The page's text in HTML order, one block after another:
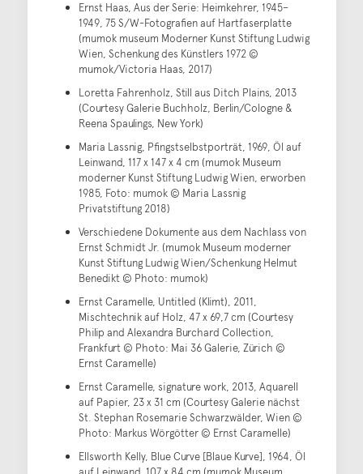
Ernst Haas, Aus der Serie: Heimkehrer, 1945–
1949, 75 S/W-Fotografien auf Hartfaserplatte
(mumok museum Moderner Kunst Stiftung Ludwig
Wien, Schenkung des Künstlers 1972 ©
mumok/Victoria Haas, 2017)
Loretta Fahrenholz, Still aus Ditch Plains, 2013
(Courtesy Galerie Buchholz, Berlin/Cologne &
Reena Spaulings, New York)
Maria Lassnig, Pfingstselbstporträt, 1969, Öl auf
Leinwand, 117 x 147 x 4 cm (mumok Museum
moderner Kunst Stiftung Ludwig Wien, erworben
1985, Foto: mumok © Maria Lassnig
Privatstiftung 2018)
Verschiedene Dokumente aus dem Nachlass von
Ernst Schmidt Jr. (mumok Museum moderner
Kunst Stiftung Ludwig Wien/Schenkung Helmut
Benedikt © Photo: mumok)
Ernst Caramelle, Untitled (Klimt), 2011,
Mischtechnik auf Holz, 47 x 69,7 cm (Courtesy
Philip and Alexandra Burchard Collection,
Frankfurt © Photo: Mai 36 Galerie, Zürich ©
Ernst Caramelle)
Ernst Caramelle, signature work, 2013, Aquarell
auf Papier, 23 x 31 cm (Courtesy Galerie nächst
St. Stephan Rosemarie Schwarzwälder, Wien ©
Photo: Markus Wörgötter © Ernst Caramelle)
Ellsworth Kelly, Blue Curve [Blaue Kurve], 1964, Öl